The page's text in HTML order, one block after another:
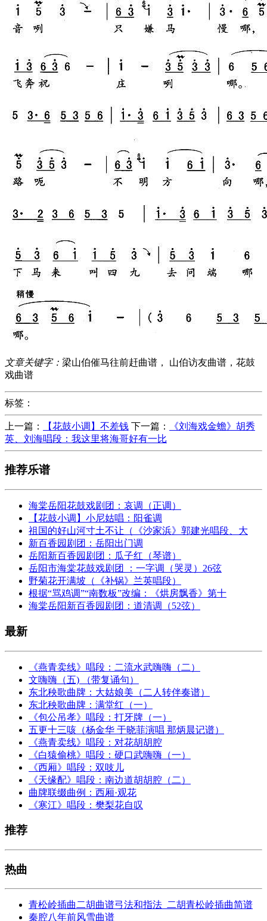
文章关键字： 梁山伯催马往前赶曲谱， 山伯访友曲谱，花鼓
戏曲谱
标签：
上一篇： 【花鼓小调】不差钱 下一篇：
《刘海戏金蟾》胡秀
英、刘海唱段：我这里将海哥好有一比
推荐乐谱
海棠岳阳花鼓戏剧团：哀调（正调）
【花鼓小调】小尼姑唱：阳雀调
祖国的好山河寸土不让（《沙家浜》郭建光唱段、大
新百香园剧团：岳阳出门调
岳阳新百香园剧团：瓜子红（琴谱）
岳阳市海棠花鼓戏剧团 ：一字调（哭灵）26弦
野菊花开满坡（《补锅》兰英唱段）
根据“骂鸡调”“南数板”改编：《烘房飘香》第十
海棠岳阳新百香园剧团：道清调（52弦）
最新
《燕青卖线》唱段：二流水武嗨嗨（二）
文嗨嗨（五) （带复诵句）
东北秧歌曲牌：大姑娘美（二人转伴奏谱）
东北秧歌曲牌：满堂红（一）
《包公吊孝》唱段：打牙牌（一）
五更十三咳（杨金华 于晓菲演唱 那炳晨记谱）
《燕青卖线》唱段：对花胡胡腔
《白猿偷桃》唱段：硬口武嗨嗨（一）
《西厢》唱段：双吱儿
《天缘配》唱段：南边道胡胡腔（二）
曲牌联缀曲例：西厢·观花
《寒江》唱段：樊梨花自叹
推荐
热曲
青松岭插曲二胡曲谱弓法和指法_二胡青松岭插曲简谱
秦腔八年前风雪曲谱